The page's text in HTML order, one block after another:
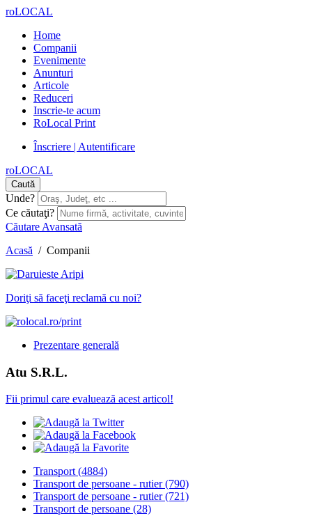
roLOCAL
Home
Companii
Evenimente
Anunturi
Articole
Reduceri
Inscrie-te acum
RoLocal Print
Înscriere | Autentificare
roLOCAL
Caută
Unde?
Ce căutaţi?
Căutare Avansată
Acasă / Companii
Doriţi să faceţi reclamă cu noi?
Prezentare generală
Atu S.R.L.
Fii primul care evaluează acest articol!
Transport(4884)
Transport de persoane - rutier(790)
Transport de persoane - rutier(721)
Transport de persoane (28)